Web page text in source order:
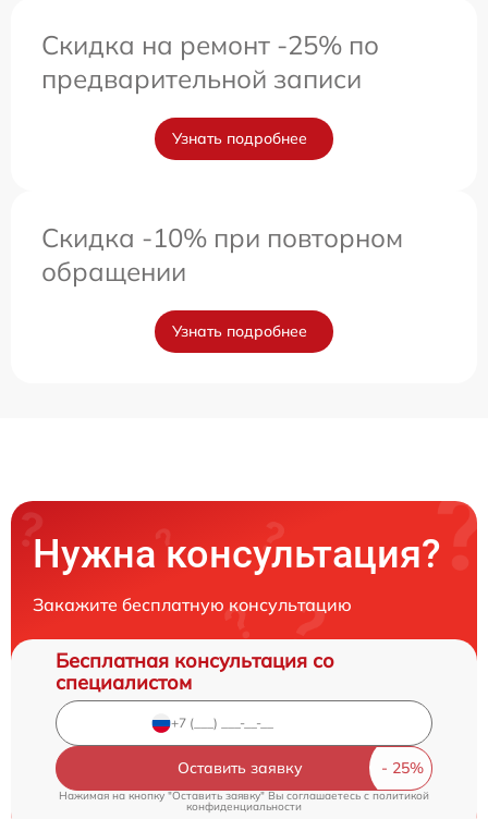
Скидка на ремонт -25% по
предварительной записи
Узнать подробнее
Скидка -10% при повторном
обращении
Узнать подробнее
Нужна консультация?
Закажите бесплатную консультацию
Бесплатная консультация со
специалистом
Оставить заявку
Нажимая на кнопку "Оставить заявку" Вы соглашаетесь cполитикой
конфиденциальности